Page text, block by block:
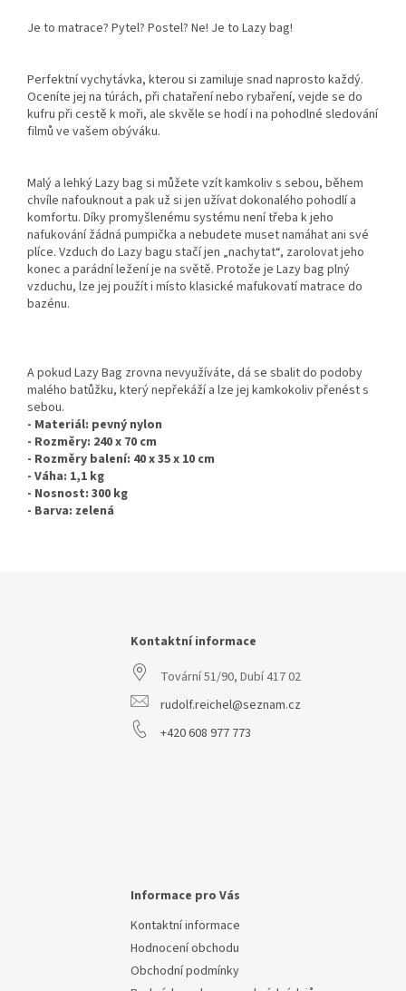
Je to matrace? Pytel? Postel? Ne! Je to Lazy bag!
Perfektní vychytávka, kterou si zamiluje snad naprosto každý.
Oceníte jej na túrách, při chataření nebo rybaření, vejde se do
kufru při cestě k moři, ale skvěle se hodí i na pohodlné sledování
filmů ve vašem obýváku.
Malý a lehký Lazy bag si můžete vzít kamkoliv s sebou, během
chvíle nafouknout a pak už si jen užívat dokonalého pohodlí a
komfortu. Díky promyšlenému systému není třeba k jeho
nafukování žádná pumpička a nebudete muset namáhat ani své
plíce. Vzduch do Lazy bagu stačí jen „nachytat“, zarolovat jeho
konec a parádní ležení je na světě. Protože je Lazy bag plný
vzduchu, lze jej použít i místo klasické mafukovatí matrace do
bazénu.
A pokud Lazy Bag zrovna nevyužíváte, dá se sbalit do podoby
malého batůžku, který nepřekáží a lze jej kamkokoliv přenést s
sebou.
- Materiál: pevný nylon
- Rozměry: 240 x 70 cm
- Rozměry balení: 40 x 35 x 10 cm
- Váha: 1,1 kg
- Nosnost: 300 kg
- Barva: zelená
Kontaktní informace
Tovární 51/90, Dubí 417 02
rudolf.reichel@seznam.cz
+420 608 977 773
Informace pro Vás
Kontaktní informace
Hodnocení obchodu
Obchodní podmínky